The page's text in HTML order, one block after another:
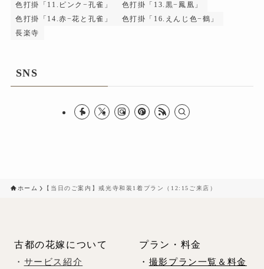
色打掛「11.ピンク−孔雀」
色打掛「13.黒−鳳凰」
色打掛「14.赤−花と孔雀」
色打掛「16.えんじ色−鶴」
長楽寺
SNS
ホーム 【当日のご案内】戒光寺和装1着プラン（12:15ご来店）
古都の花嫁について
・ サービス紹介
プラン・料金
・ 撮影プラン一覧＆料金